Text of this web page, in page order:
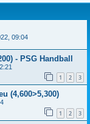
09:04
- PSG Handball
1 2 3
(4,600>5,300)
1 2 3